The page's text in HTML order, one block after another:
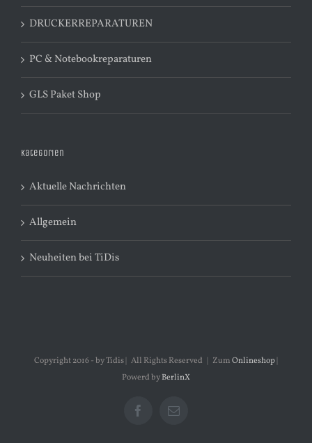
DRUCKERREPARATUREN
PC & Notebookreparaturen
GLS Paket Shop
Kategorien
Aktuelle Nachrichten
Allgemein
Neuheiten bei TiDis
Copyright 2016 - by Tidis | All Rights Reserved | ZumOnlineshop
Powerd byBerlinX
Facebook
E-